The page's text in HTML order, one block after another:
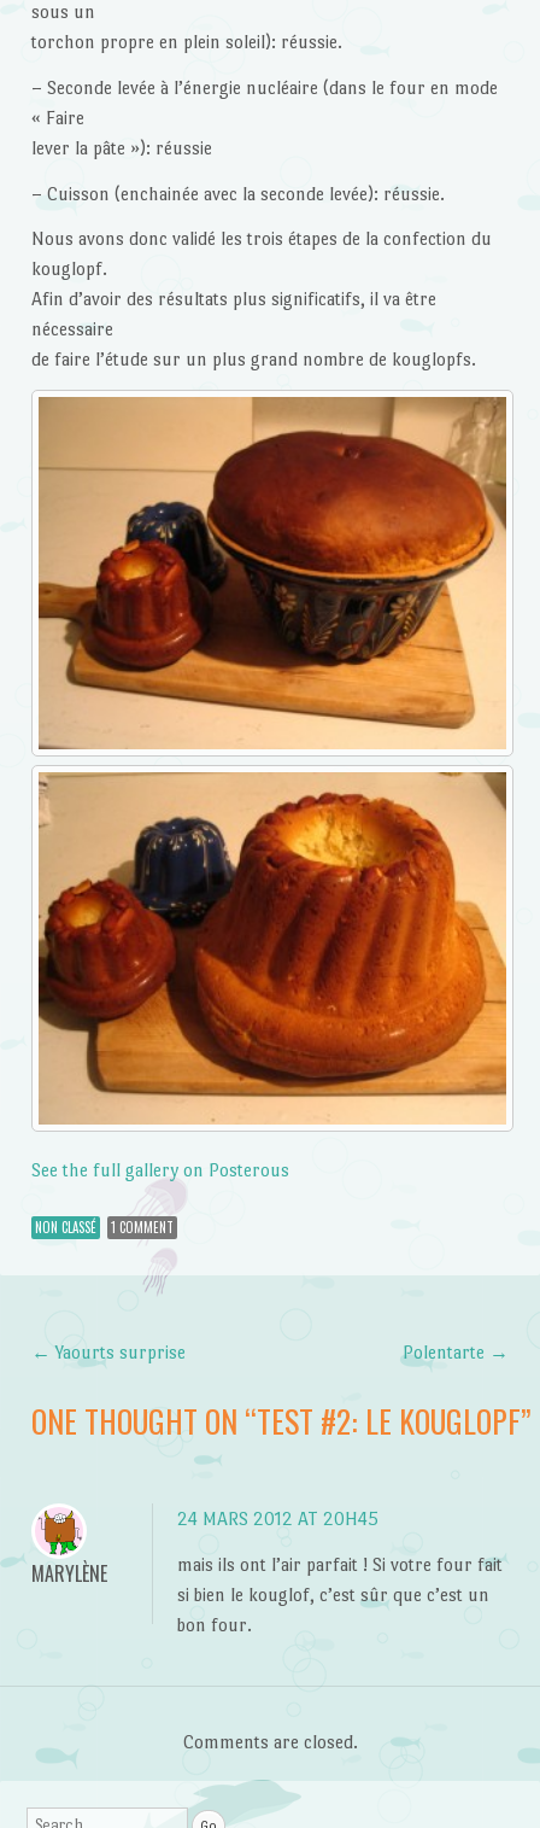
sous un
torchon propre en plein soleil): réussie.
– Seconde levée à l’énergie nucléaire (dans le four en mode
« Faire
lever la pâte »): réussie
– Cuisson (enchainée avec la seconde levée): réussie.
Nous avons donc validé les trois étapes de la confection du
kouglopf.
Afin d’avoir des résultats plus significatifs, il va être
nécessaire
de faire l’étude sur un plus grand nombre de kouglopfs.
See the full gallery on Posterous
NON CLASSÉ 1 COMMENT
Post navigation
← Yaourts surprise Polentarte →
ONE THOUGHT ON “TEST #2: LE KOUGLOPF”
MARYLÈNE
24 MARS 2012 AT 20H45
mais ils ont l’air parfait ! Si votre four fait
si bien le kouglof, c’est sûr que c’est un
bon four.
Comments are closed.
Search